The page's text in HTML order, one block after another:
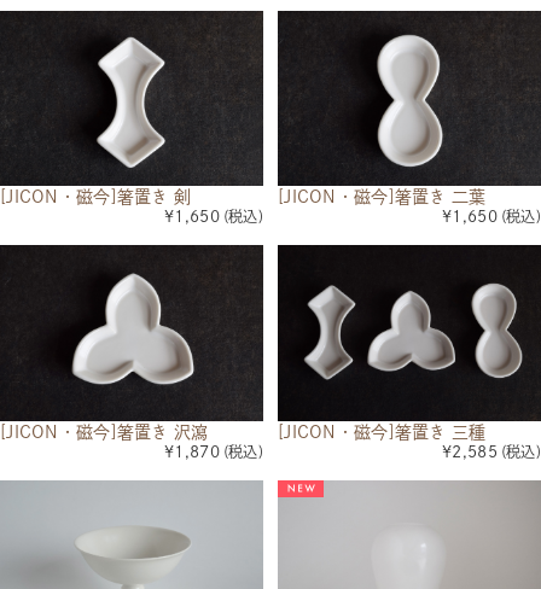
[JICON・磁今]箸置き 剣
¥1,650 (税込)
[JICON・磁今]箸置き 二葉
¥1,650 (税込)
[JICON・磁今]箸置き 沢瀉
¥1,870 (税込)
[JICON・磁今]箸置き 三種
¥2,585 (税込)